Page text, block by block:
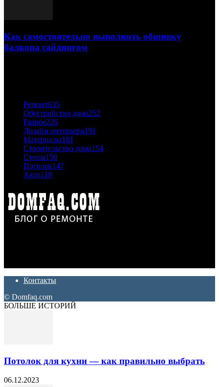
Как самостоятельно выполнить обшивку
балкона сайдингом
Ремонт635
Обустройство дома252
Разное226
Дизайн интерьера191
Материалы181
Строительство дома154
Стены150
Потолок147
Авто118
Контакты
© Domfaq.com
БОЛЬШЕ ИСТОРИЙ
Потолок для кухни — как правильно выбрать
06.12.2023